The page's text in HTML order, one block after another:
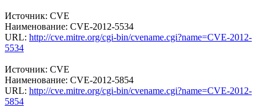
Источник: CVE
Наименование: CVE-2012-5534
URL: http://cve.mitre.org/cgi-bin/cvename.cgi?name=CVE-2012-
5534
Источник: CVE
Наименование: CVE-2012-5854
URL: http://cve.mitre.org/cgi-bin/cvename.cgi?name=CVE-2012-
5854